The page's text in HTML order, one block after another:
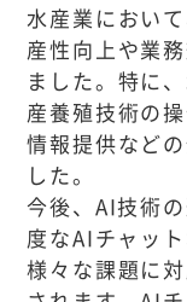
水産業におい
産性向上や業
ました。特に
産養殖技術の
情報提供など
した。
今後、AI技術
度なAIチャッ
様々な課題に